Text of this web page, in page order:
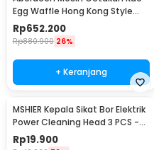
Egg Waffle Hong Kong Style
220V 1400W - YN-6
Rp652.200
Rp880.900 26%
+ Keranjang
MSHIER Kepala Sikat Bor Elektrik
Power Cleaning Head 3 PCS -
DB003
Rp19.900